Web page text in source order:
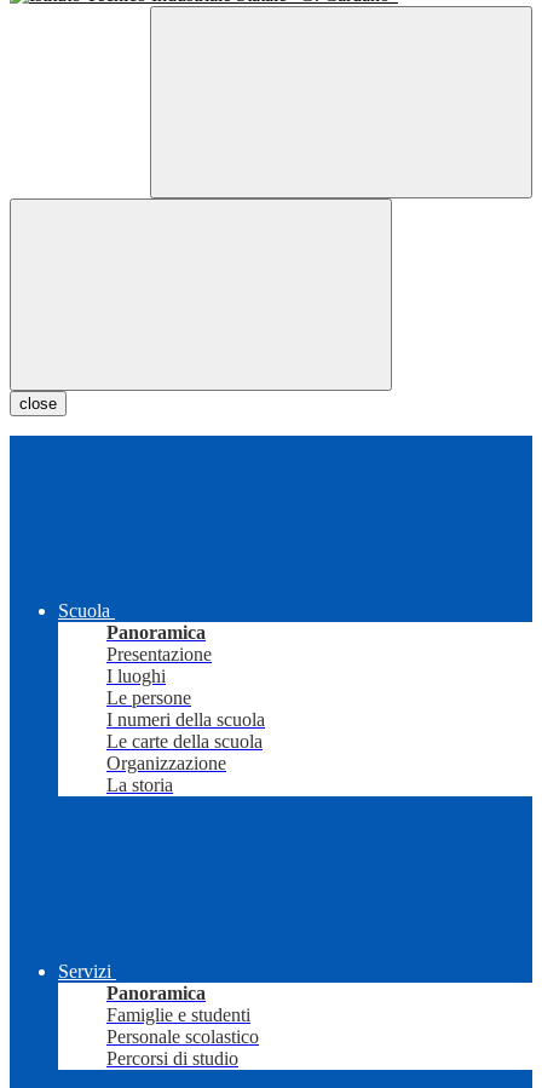
close
Scuola
Panoramica
Presentazione
I luoghi
Le persone
I numeri della scuola
Le carte della scuola
Organizzazione
La storia
Servizi
Panoramica
Famiglie e studenti
Personale scolastico
Percorsi di studio